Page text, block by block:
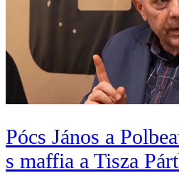
Pócs János a
s maffia a Tisza